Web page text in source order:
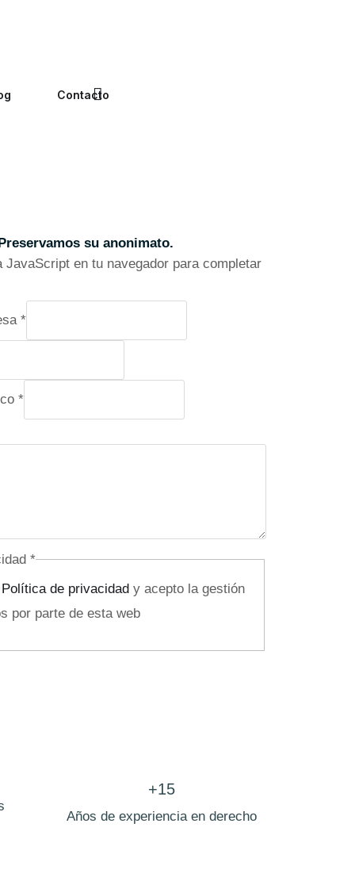
Contacto
su anonimato.
JavaScript en tu navegador para completar
*
*
*
Política de privacidad y acepto la gestión
por parte de esta web
+15
Años de experiencia en derecho